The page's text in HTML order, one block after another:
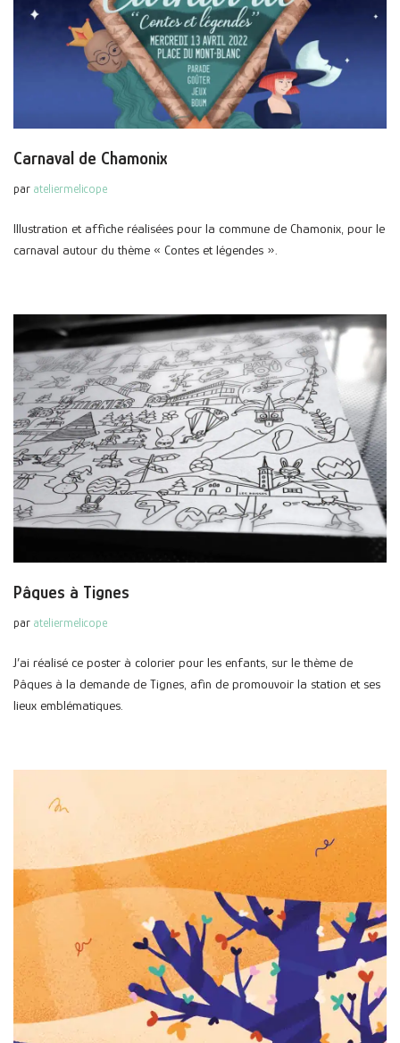
Carnaval de Chamonix
par ateliermelicope
Illustration et affiche réalisées pour la commune de Chamonix, pour le
carnaval autour du thème « Contes et légendes ».
Pâques à Tignes
par ateliermelicope
J’ai réalisé ce poster à colorier pour les enfants, sur le thème de
Pâques à la demande de Tignes, afin de promouvoir la station et ses
lieux emblématiques.